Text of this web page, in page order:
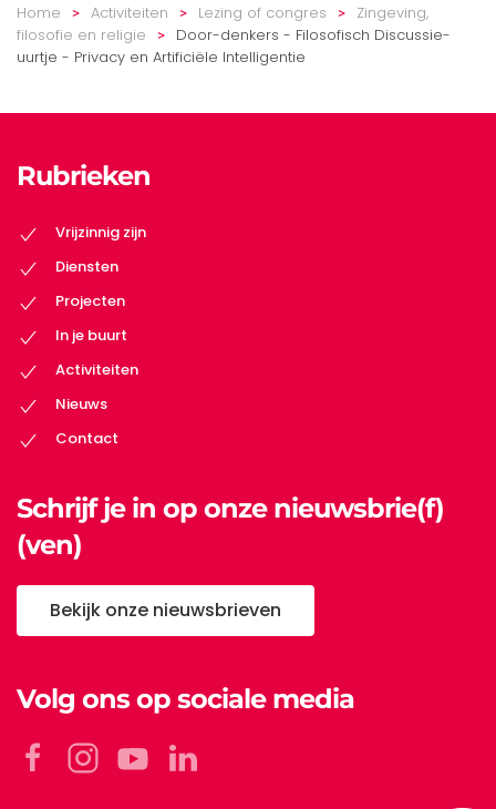
Home Activiteiten Lezing of congres
Zingeving,
filosofie en religie
Door-denkers - Filosofisch Discussie-
uurtje - Privacy en Artificiële Intelligentie
Rubrieken
Vrijzinnig zijn
Diensten
Projecten
In je buurt
Activiteiten
Nieuws
Contact
Schrijf je in op onze nieuwsbrie(f)
(ven)
Bekijk onze nieuwsbrieven
Volg ons op sociale media